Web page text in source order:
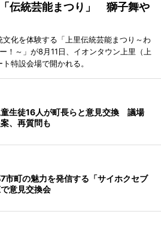
伝統芸能まつり」 獅子舞や
化を体験する「上里伝統芸能まつり～わ
！～」が8月11日、イオンタウン上里（上
特設会場で開かれる。
童生徒16人が町長らと意見交換 議場
、再質問も
市町の魅力を発信する「サイホクセブ
意見交換会